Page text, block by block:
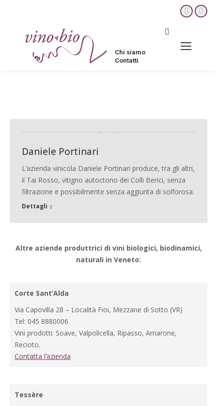
YouTube
in
Cerca:
Chi siamo
Contatti
Daniele Portinari
L’azienda vinicola Daniele Portinari produce, tra gli altri,
il Tai Rosso, vitigno autoctono dei Colli Berici, senza
filtrazione e possibilmente senza aggiunta di solforosa.
Dettagli
Altre aziende produttrici di vini biologici, biodinamici,
naturali in Veneto:
Corte Sant’Alda
Via Capovilla 28 – Località Fioi, Mezzane di Sotto (VR)
Tel: 045 8880006
Vini prodotti: Soave, Valpolicella, Ripasso, Amarone,
Recioto.
Contatta l’azienda
Tessère